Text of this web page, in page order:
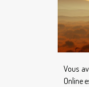
Vous
Online